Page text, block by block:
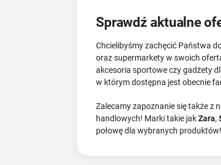
Sprawdź aktualne
Chcielibyśmy zachęcić Państwa
oraz supermarkety w swoich
akcesoria sportowe czy gadżety
w którym dostępna jest obecnie
Zalecamy zapoznanie się także z
handlowych! Marki takie jakZara,
połowę dla wybranych produktów!